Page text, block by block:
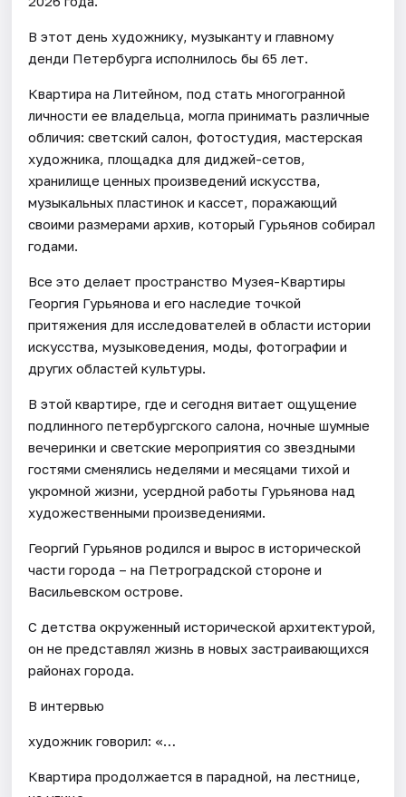
В этот день художнику, музыканту и главному
денди Петербурга исполнилось бы 65 лет.
Квартира на Литейном, под стать многогранной
личности ее владельца, могла принимать различные
обличия: светский салон, фотостудия, мастерская
художника, площадка для диджей-сетов,
хранилище ценных произведений искусства,
музыкальных пластинок и кассет, поражающий
своими размерами архив, который Гурьянов собирал
годами.
Все это делает пространство Музея-Квартиры
Георгия Гурьянова и его наследие точкой
притяжения для исследователей в области истории
искусства, музыковедения, моды, фотографии и
других областей культуры.
В этой квартире, где и сегодня витает ощущение
подлинного петербургского салона, ночные шумные
вечеринки и светские мероприятия со звездными
гостями сменялись неделями и месяцами тихой и
укромной жизни, усердной работы Гурьянова над
художественными произведениями.
Георгий Гурьянов родился и вырос в исторической
части города – на Петроградской стороне и
Васильевском острове.
С детства окруженный исторической архитектурой,
он не представлял жизнь в новых застраивающихся
районах города.
В интервью
художник говорил: «…
Квартира продолжается в парадной, на лестнице,